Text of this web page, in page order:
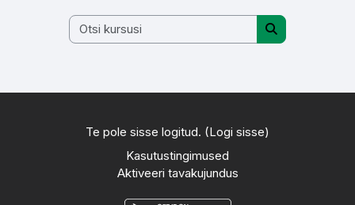
Otsi kursusi
Otsi kursusi
Te pole sisse logitud. (Logi sisse)
Kasutustingimused
Aktiveeri tavakujundus